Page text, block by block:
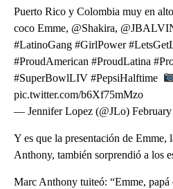
Puerto Rico y Colombia muy en
coco Emme, @Shakira,
#LatinoGang #GirlPower
#ProudAmerican #ProudLatina
#SuperBowlLIV #PepsiHalftime
pic.twitter.com/b6Xf75mMzo
— Jennifer Lopez (@JLo)
Y es que la presentación de
Anthony, también sorprendió a los
Marc Anthony tuiteó: “Emme, papá